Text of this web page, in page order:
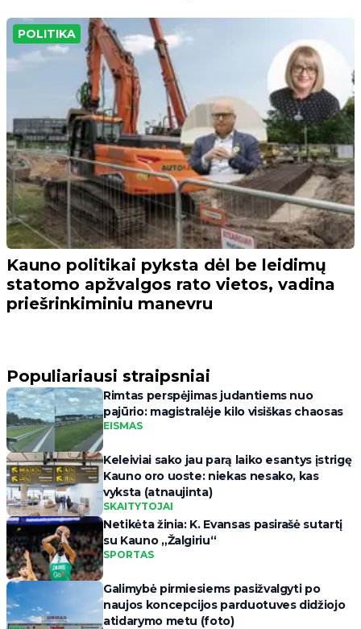
POLITIKA
Kauno politikai pyksta dėl be leidimų
statomo apžvalgos rato vietos, vadina
priešrinkiminiu manevru
Populiariausi straipsniai
Rimtas perspėjimas judantiems nuo
pajūrio: magistralėje kilo visiškas chaosas
EISMAS
Keleiviai sako jau parą laiko esantys įstrigę
Kauno oro uoste: niekas nesako, kas
vyksta (atnaujinta)
SKAITYTOJAI
Netikėta žinia: K. Evansas pasirašė sutartį
su Kauno „Žalgiriu“
SPORTAS
Galimybė pirmiesiems pasižvalgyti po
naujos koncepcijos parduotuves didžiojo
atidarymo metu (foto)